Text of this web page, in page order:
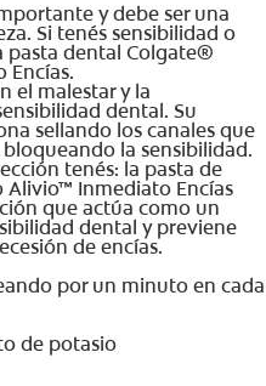
y debe ser una
Si tenés sensibilidad o
pasta dental Colgate®
Encías.
el malestar y la
dental. Su
sellando los canales que
la sensibilidad.
tenés: la pasta de
Inmediato Encías
que actúa como un
dental y previene
de encías.
por un minuto en cada
de potasio